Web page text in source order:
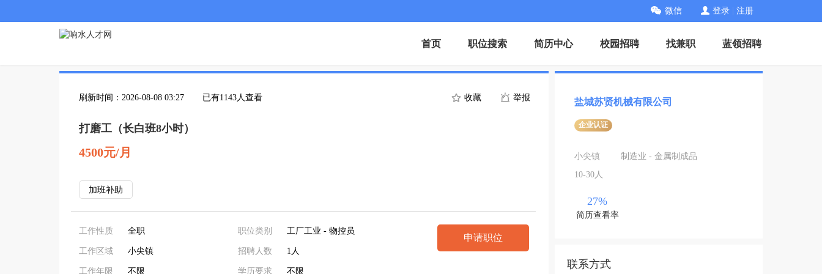
微信 登录 注册
首页 职位搜索 简历中心 校园招聘 找兼职 蓝领招聘
刷新时间：2026-08-08 03:27 已有1143人查看 收藏 举报
打磨工（长白班8小时）
4500元/月
加班补助
工作性质 全职
工作区域 小尖镇
工作年限 不限
职位类别 工厂工业 - 物控员
招聘人数 1人
学历要求 不限
申请职位
盐城苏贤机械有限公司
企业认证
小尖镇
制造业 - 金属制成品
10-30人
27%
简历查看率
联系方式